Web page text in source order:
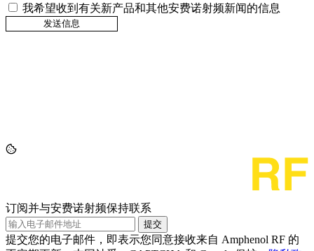
我希望收到有关新产品和其他安费诺射频新闻的信息
订阅并与安费诺射频保持联系
提交
提交您的电子邮件，即表示您同意接收来自 Amphenol RF 的